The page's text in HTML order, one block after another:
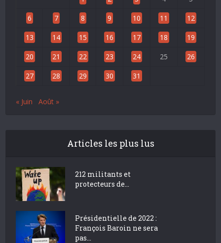
6 7 8 9 10 11 12
13 14 15 16 17 18 19
20 21 22 23 24 25 26
27 28 29 30 31
« Juin Août »
Articles les plus lus
212 militants et
protecteurs de...
Présidentielle de 2022 :
François Baroin ne sera
pas...